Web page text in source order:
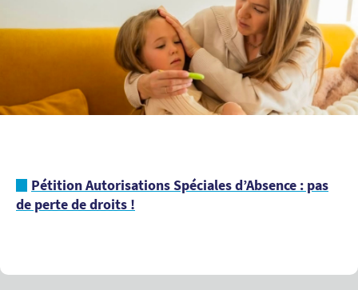
Pétition Autorisations Spéciales d’Absence : pas
de perte de droits !